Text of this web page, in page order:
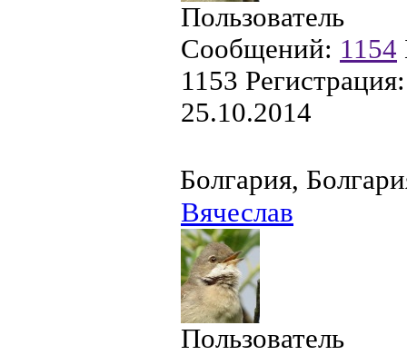
Пользователь
Сообщений: 1154
1153 Регистрация:
25.10.2014
Болгария,
Вячеслав
Пользователь